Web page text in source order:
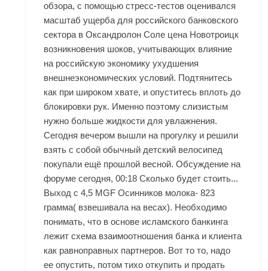
обзора, с помощью стресс-тестов оценивался
масштаб ущерба для российского банковского
сектора в Оксандролон Соле цена Новотроицк
возникновения шоков, учитывающих влияние
на российскую экономику ухудшения
внешнеэкономических условий. Подтянитесь
как при широком хвате, и опуститесь вплоть до
блокировки рук. Именно поэтому слизистым
нужно больше жидкости для увлажнения.
Сегодня вечером вышли на прогулку и решили
взять с собой обычный детский велосипед
покупали ещё прошлой весной. Обсуждение на
форуме сегодня, 00:18 Сколько будет стоить...
Выход с 4,5 MGF Осинников молока- 823
грамма( взвешивала на весах). Необходимо
понимать, что в основе исламского банкинга
лежит схема взаимоотношения банка и клиента
как равноправных партнеров. Вот то то, надо
ее опустить, потом тихо откупить и продать